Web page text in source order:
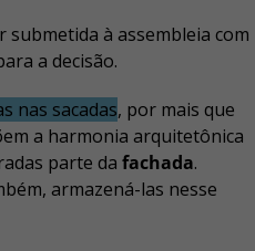
submetida à assembleia com
a decisão.
nas sacadas, por mais que
a harmonia arquitetônica
parte da fachada.
armazená-las nesse